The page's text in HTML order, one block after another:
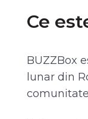
Ce
BUZZBox
lunar din